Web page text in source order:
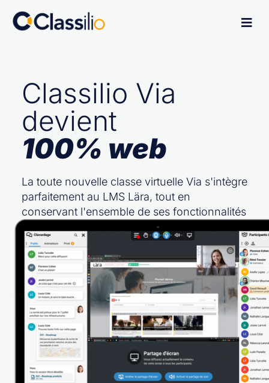
Classilio Via
devient
100% web
La toute nouvelle classe virtuelle Via s'intègre
parfaitement au LMS Lära, tout en
conservant l'ensemble de ses fonctionnalités
Et bien plus encore !
Découvrir Via 100% web Démo